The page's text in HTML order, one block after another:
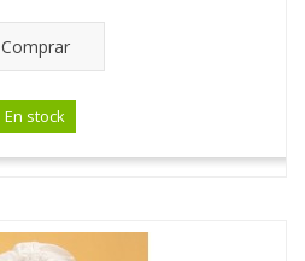
Comprar
En stock